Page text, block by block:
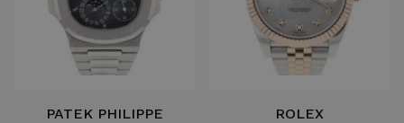
PATEK PHILIPPE ROLEX